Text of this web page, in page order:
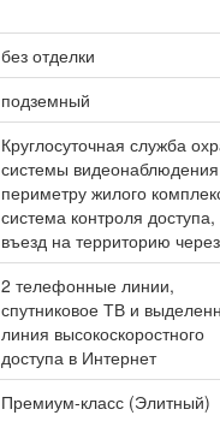
без отделки
подземный
Круглосуточная служба
системы
периметру жилого
система контроля доступа,
въезд на территорию
2 телефонные линии,
спутниковое ТВ и
линия высокоскоростного
доступа в Интернет
Премиум-класс (Элитный)